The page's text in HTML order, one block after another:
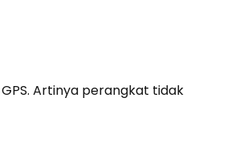
Artinya perangkat tidak